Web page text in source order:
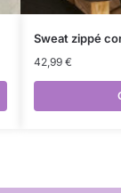
Sweat zippé
42,99 €